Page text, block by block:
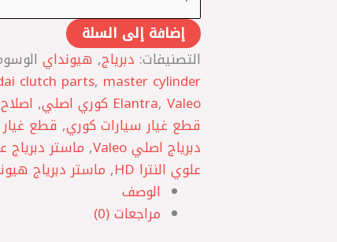
إضافة إلى السلة
التصنيفات: دبرياج, هيونداي
clutch parts, master cylinder
Elantra, Valeo كوري اصلي ,
قطع غيار سيارات كوري, قطع
دبرياج اصلي Valeo
, ماستر دبرياج
علوي النترا HD
, ماستر دبرياج
الوصف
مراجعات (0)